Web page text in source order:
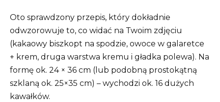
Oto sprawdzony przepis, który dokładnie
odwzorowuje to, co widać na Twoim zdjęciu
(kakaowy biszkopt na spodzie, owoce w galaretce
+ krem, druga warstwa kremu i gładka polewa). Na
formę ok. 24 × 36 cm (lub podobną prostokątną
szklaną ok. 25×35 cm) – wychodzi ok. 16 dużych
kawałków.